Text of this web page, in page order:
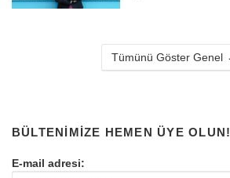
Tümünü Göster Genel
BÜLTENIMIZE HEMEN ÜYE OLUN!
E-mail adresi: